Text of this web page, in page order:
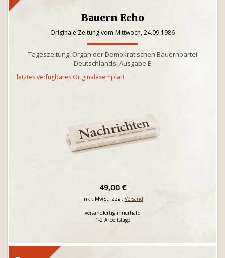
Bauern Echo
Originale Zeitung vom Mittwoch, 24.09.1986
Tageszeitung, Organ der Demokratischen Bauernpartei
Deutschlands, Ausgabe E
letztes verfügbares Originalexemplar!
49,00 €
inkl. MwSt. zzgl. Versand
versandfertig innerhalb
1-2 Arbeitstage